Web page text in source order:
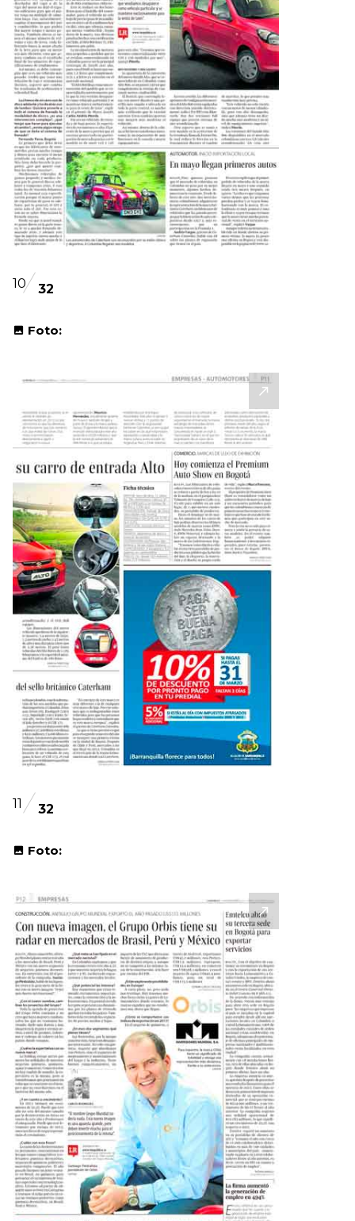
10 32
Foto:
11 32
Foto: